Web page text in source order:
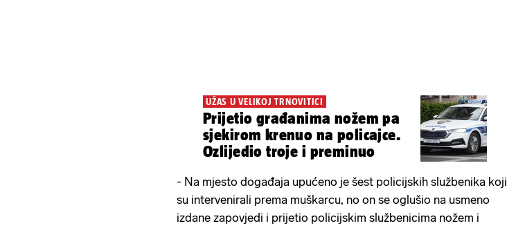
UŽAS U VELIKOJ TRNOVITICI
Prijetio građanima nožem pa
sjekirom krenuo na policajce.
Ozlijedio troje i preminuo
- Na mjesto događaja upućeno je šest policijskih službenika koji
su intervenirali prema muškarcu, no on se oglušio na usmeno
izdane zapovjedi i prijetio policijskim službenicima nožem i